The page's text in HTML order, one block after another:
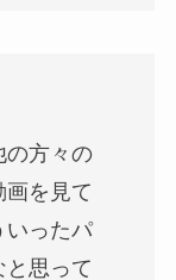
の方々の
を見て
いったパ
思って